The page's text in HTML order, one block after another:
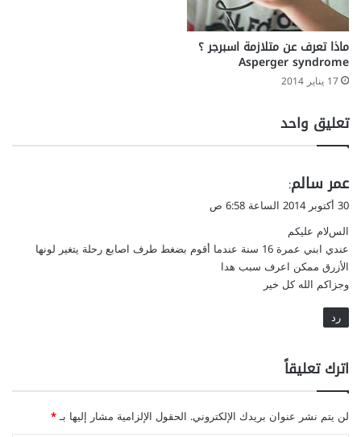
ماذا تعرف عن متلازمة اسبرجر ؟
Asperger syndrome
17 يناير 2014
تعليق واحد
ي
ق
ل
عمر سالم:
30 أكتوبر 2014 الساعة 6:58 ص
السﻻم عليكم
عندي ابني عمرة 16 سنة عندما أقوم بضغط طرف اصابع رحلة يتغير لونها
الأزرق ممكن اعرف سبب هدا
وجزاكم الله كل خير
رد
اترك تعليقاً
لن يتم نشر عنوان بريدك الإلكتروني. الحقول الإلزامية مشار إليها بـ*